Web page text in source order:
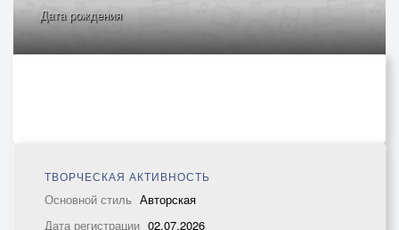
Дата рождения
ТВОРЧЕСКАЯ АКТИВНОСТЬ
Основной стиль Авторская
Дата регистрации 02.07.2026